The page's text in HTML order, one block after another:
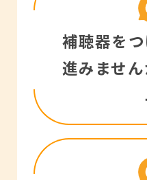
ご相談くだ
補聴器は
の「聞こ
はなく、
限に活か
こえ」を
補聴器を
進みません